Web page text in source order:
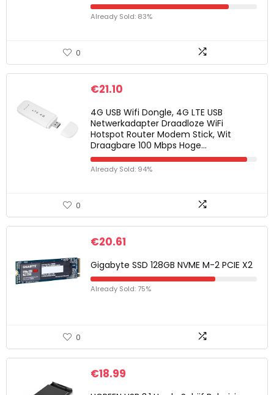
Already Sold: 83%
0
€21.10
4G USB Wifi Dongle, 4G LTE USB
Netwerkadapter Draadloze WiFi
Hotspot Router Modem Stick, Wit
Draagbare 100 Mbps Hoge…
Already Sold: 94%
0
€20.61
Gigabyte SSD 128GB NVME M-2 PCIE X2
Already Sold: 75%
0
€18.99